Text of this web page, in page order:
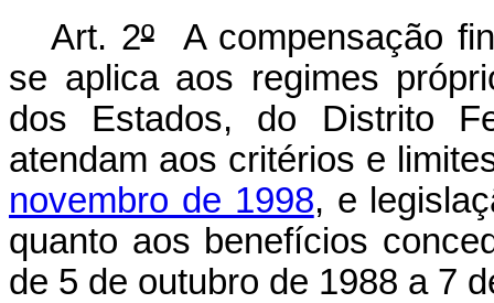
Art. 2ºA compensação
se aplica aos regimes
dos Estados, do Distrito
atendam aos critérios e
novembro de 1998, e
quanto aos benefícios
de 5 de outubro de 1988 a 7